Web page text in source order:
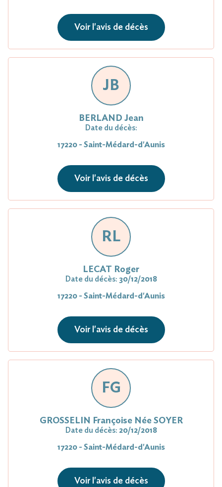
Voir l'avis de décès
JB
BERLAND Jean
Date du décès:
17220 - Saint-Médard-d'Aunis
Voir l'avis de décès
RL
LECAT Roger
Date du décès: 30/12/2018
17220 - Saint-Médard-d'Aunis
Voir l'avis de décès
FG
GROSSELIN Françoise Née SOYER
Date du décès: 20/12/2018
17220 - Saint-Médard-d'Aunis
Voir l'avis de décès